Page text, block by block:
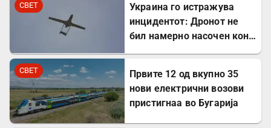
СВЕТ
Украина го истражува
инцидентот: Дронот не
бил намерно насочен кон
СВЕТ
Првите 12 од вкупно 35
нови електрични возови
пристигнаа во Бугарија